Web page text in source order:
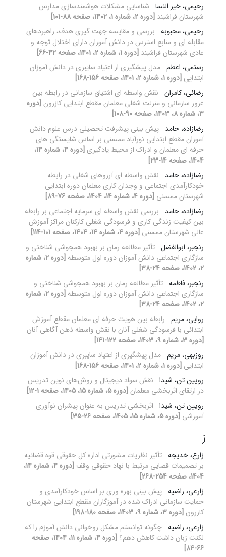
رحیمی، خیر النسا شناسایی مشکلات هوشمندسازی مدارس
شهرستان فراشبند [دوره 2، شماره 1، 1402، صفحه 88-101]
رحیمی، محبوبه بررسی و مقایسه جهت گیری هدف، راهبردهای
مقابله ای و منابع استرس در دانش آموزان دارای اختلال توجه و
عادی شهرستان فراشبند [دوره 1، شماره 2، 1401، صفحه 42-66]
رستمی، اعظم مدل پیشگیری از اعتیاد سایبری در دانش آموزان
ابتدایی [دوره 1، شماره 2، 1401، صفحه 156-168]
رضائی، کامران نقش واسطه ای اشتیاق سازمانی در رابطه بین
غرور سازمانی و منزلت شغلی معلمان مقطع ابتدایی کازرون [دوره
3، شماره 8، 1403، صفحه 90-108]
رضازاده، حامد پیش بینی پیشرفت تحصیلی درس علوم دانش
آموزان مقطع ابتدایی نورآباد ممسنی بر اساس شایستگی های
حرفه ای معلمان و ادراک از محیط یادگیری
[دوره 4، شماره 14،
1404، صفحه 14-23]
رضازاده، حامد
نقش واسطه ای آرزوهای شغلی در رابطه
خودکارآمدی اجتماعی و وجدان کاری معلمان دوره ابتدایی
شهرستان ممسنی [دوره 4، شماره 14، 1404، صفحه 76-89]
رضازاده، حامد
بررسی نقش واسطه ای سرمایه اجتماعی بر رابطه
بین کیفیت زندگی کاری و فرسودگی شغلی کارکنان مراکز آموزش
عالی شهرستان ممسنی [دوره 4، شماره 14، 1404، صفحه 101-114]
رنجبر، ابوالفضل تأثیر مطالعه رمان بر بهبود همجوشی شناختی و
سازگاری اجتماعی دانش آموزان دوره اول متوسطه
[دوره 2، شماره
2، 1402، صفحه 24-38]
رنجبر، فاطمه تأثیر مطالعه رمان بر بهبود همجوشی شناختی و
سازگاری اجتماعی دانش آموزان دوره اول متوسطه
[دوره 2، شماره
2، 1402، صفحه 24-38]
روایی، مریم رابطه بین هویت حرفه ای معلمان مقطع آموزش
ابتدائی با فرسودگی شغلی آنان با نقش واسطه ذهن آگاهی آنان
[دوره 3، شماره 9، 1403، صفحه 122-141]
روزبهی، مریم مدل پیشگیری از اعتیاد سایبری در دانش آموزان
ابتدایی [دوره 1، شماره 2، 1401، صفحه 156-168]
رویین تن، شیدا نقش سواد دیجیتال و روش‌های نوین تدریس
در ارتقای اثربخشی معلمان [دوره 5، شماره 15، 1405، صفحه 1-12]
رویین تن، شیدا اثربخشی تدریس به عنوان پیشران نوآوری
آموزشی [دوره 5، شماره 15، 1405، صفحه 26-35]
ز
زارع، خدیجه تأثیر نظریات مشورتی اداره کل حقوقی قوه قضائیه
بر تصمیمات قضایی مرتبط با نهاد حقوقی وقف
[دوره 4، شماره 14،
1404، صفحه 254-268]
زارعی، راضیه پیش بینی بهره وری بر اساس خودکارآمدی و
حمایت سازمانی ادراک شده در آموزگاران مقطع ابتدایی شهرستان
کازرون [دوره 3، شماره 9، 1403، صفحه 180-198]
زارعی، راضیه چگونه توانستم مشکل روخوانی دانش آموزم را که
لکنت زبان داشت کاهش دهم؟
[دوره 4، شماره 11، 1404، صفحه
66-84]